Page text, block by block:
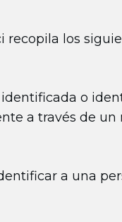
recopila los
o
a través de un
a una